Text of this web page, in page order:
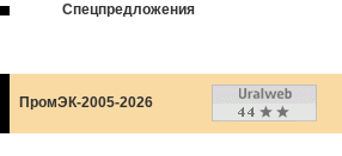
Спецпредложения
ПромЭК-2005-2026